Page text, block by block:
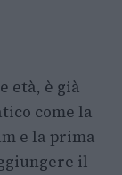
età, è già
come la
e la prima
il